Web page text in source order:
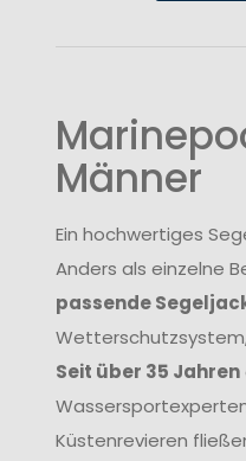
Männer
Ein hochwertiges
Anders als einzelne
passende
Seit über 35 Jahren
Küstenrevieren